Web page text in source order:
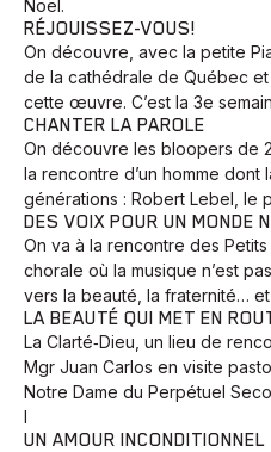
Noël.
RÉJOUISSEZ-VOUS!
On découvre, avec la petite
de la cathédrale de Québec
cette œuvre. C’est la 3e
CHANTER LA PAROLE
On découvre les bloopers de
la rencontre d’un homme dont
générations : Robert Lebel, le
DES VOIX POUR UN MONDE
On va à la rencontre des
chorale où la musique n’est
vers la beauté, la fraternité…
LA BEAUTÉ QUI MET EN
La Clarté‑Dieu, un lieu de
Mgr Juan Carlos en visite
Notre Dame du Perpétuel
l
UN AMOUR INCONDITIONNEL